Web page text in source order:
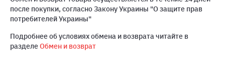
после покупки, согласно Закону Украины "О защите прав
потребителей Украины"
Подробнее об условиях обмена и возврата читайте в
разделеОбмен и возврат